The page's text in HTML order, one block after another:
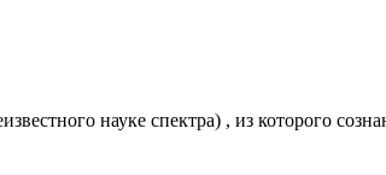
науке спектра) , из которого